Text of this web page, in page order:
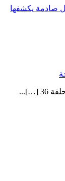
صادمة يكشفها
[…]...